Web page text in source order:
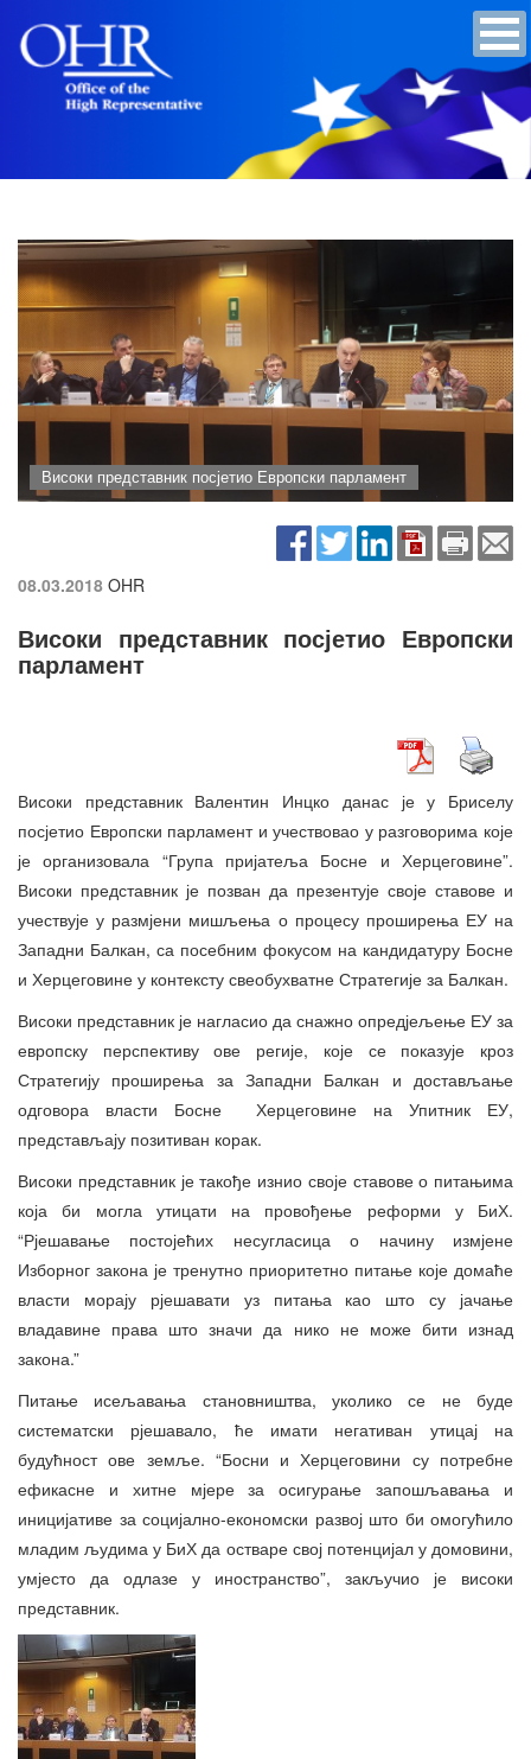
Високи представник посјетио Европски парламент
08.03.2018 OHR
Високи представник посјетио Европски
парламент
Високи представник Валентин Инцко данас је у Бриселу
посјетио Европски парламент и учествовао у разговорима које
је организовала “Група пријатеља Босне и Херцеговине”.
Високи представник је позван да презентује своје ставове и
учествује у размјени мишљења о процесу проширења ЕУ на
Западни Балкан, са посебним фокусом на кандидатуру Босне
и Херцеговине у контексту свеобухватне Стратегије за Балкан.
Високи представник је нагласио да снажно опредјељење ЕУ за
европску перспективу ове регије, које се показује кроз
Стратегију проширења за Западни Балкан и достављање
одговора власти Босне Херцеговине на Упитник ЕУ,
представљају позитиван корак.
Високи представник је такође изнио своје ставове о питањима
која би могла утицати на провођење реформи у БиХ.
“Рјешавање постојећих несугласица о начину измјене
Изборног закона је тренутно приоритетно питање које домаће
власти морају рјешавати уз питања као што су јачање
владавине права што значи да нико не може бити изнад
закона.”
Питање исељавања становништва, уколико се не буде
систематски рјешавало, ће имати негативан утицај на
будућност ове земље. “Босни и Херцеговини су потребне
ефикасне и хитне мјере за осигурање запошљавања и
иницијативе за социјално-економски развој што би омогућило
младим људима у БиХ да остваре свој потенцијал у домовини,
умјесто да одлазе у иностранство”, закључио је високи
представник.